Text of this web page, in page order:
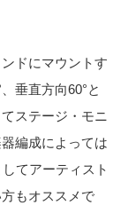
ドにマウントす
垂直方向60°と
ステージ・モニ
編成によっては
てアーティスト
もオススメで